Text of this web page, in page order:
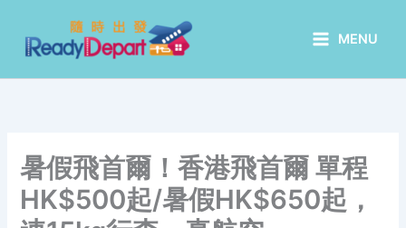
content
MENU
暑假飛首爾！香港飛首爾 單程
HK$500起/暑假HK$650起，